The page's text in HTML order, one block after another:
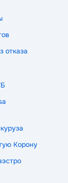
отказа
Корону